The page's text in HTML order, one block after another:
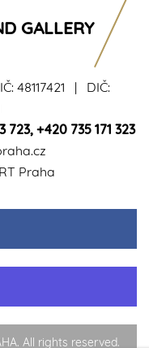
48117421 | DIČ:
723, +420 735 171 323
Praha
GALLERY
All rights reserved.